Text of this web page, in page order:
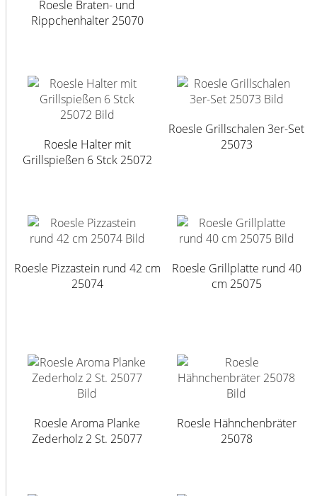
Roesle Braten- und
Rippchenhalter 25070
Roesle Halter mit
Grillspießen 6 Stck 25072
Roesle Grillschalen 3er-Set
25073
Roesle Pizzastein rund 42 cm
25074
Roesle Grillplatte rund 40
cm 25075
Roesle Aroma Planke
Zederholz 2 St. 25077
Roesle Hähnchenbräter
25078